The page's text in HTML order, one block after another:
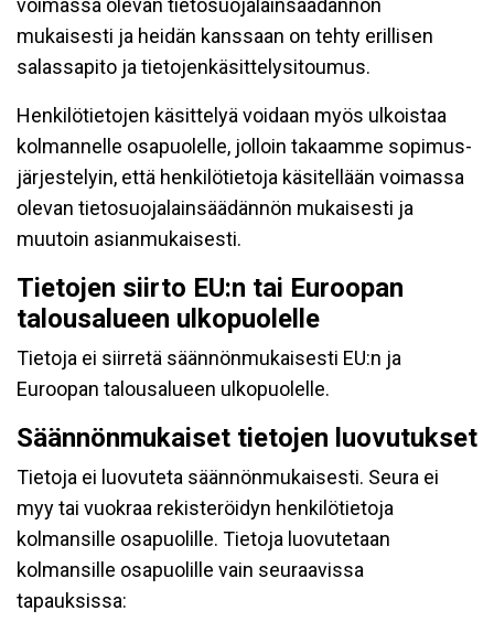
voimassa olevan tietosuojalainsäädännön
mukaisesti ja heidän kanssaan on tehty erillisen
salassapito ja tietojenkäsittelysitoumus.
Henkilötietojen käsittelyä voidaan myös ulkoistaa
kolmannelle osapuolelle, jolloin takaamme sopimus-
järjestelyin, että henkilötietoja käsitellään voimassa
olevan tietosuojalainsäädännön mukaisesti ja
muutoin asianmukaisesti.
Tietojen siirto EU:n tai Euroopan
talousalueen ulkopuolelle
Tietoja ei siirretä säännönmukaisesti EU:n ja
Euroopan talousalueen ulkopuolelle.
Säännönmukaiset tietojen luovutukset
Tietoja ei luovuteta säännönmukaisesti. Seura ei
myy tai vuokraa rekisteröidyn henkilötietoja
kolmansille osapuolille. Tietoja luovutetaan
kolmansille osapuolille vain seuraavissa
tapauksissa: